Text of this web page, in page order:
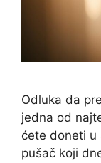
Odluka da
jedna od
ćete doneti u
pušač koji